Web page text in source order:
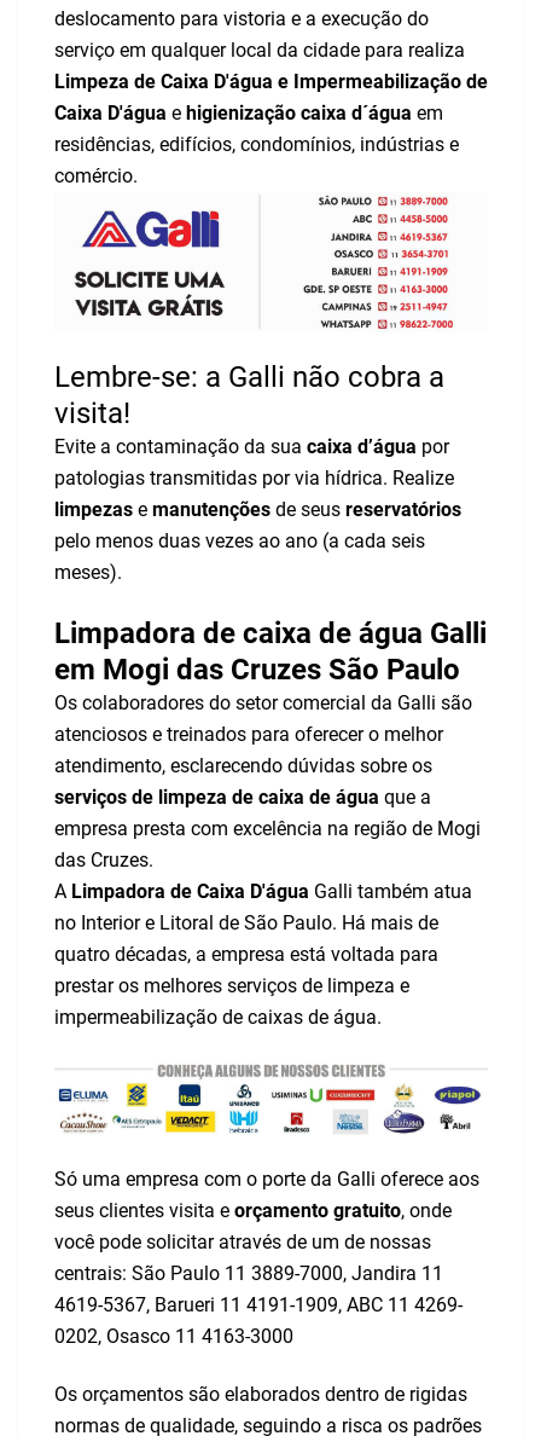
deslocamento para vistoria e a execução do
serviço em qualquer local da cidade para realiza
Limpeza de Caixa D'água e Impermeabilização de
Caixa D'água e higienização caixa d´água em
residências, edifícios, condomínios, indústrias e
comércio.
Lembre-se: a Galli não cobra a
visita!
Evite a contaminação da sua caixa d’água por
patologias transmitidas por via hídrica. Realize
limpezas e manutenções de seus reservatórios
pelo menos duas vezes ao ano (a cada seis
meses).
Limpadora de caixa de água Galli
em Mogi das Cruzes São Paulo
Os colaboradores do setor comercial da Galli são
atenciosos e treinados para oferecer o melhor
atendimento, esclarecendo dúvidas sobre os
serviços de limpeza de caixa de água que a
empresa presta com excelência na região de Mogi
das Cruzes.
A Limpadora de Caixa D'água Galli também atua
no Interior e Litoral de São Paulo. Há mais de
quatro décadas, a empresa está voltada para
prestar os melhores serviços de limpeza e
impermeabilização de caixas de água.
Só uma empresa com o porte da Galli oferece aos
seus clientes visita e orçamento gratuito, onde
você pode solicitar através de um de nossas
centrais: São Paulo 11 3889-7000, Jandira 11
4619-5367, Barueri 11 4191-1909, ABC 11 4269-
0202, Osasco 11 4163-3000
Os orçamentos são elaborados dentro de rigidas
normas de qualidade, seguindo a risca os padrões